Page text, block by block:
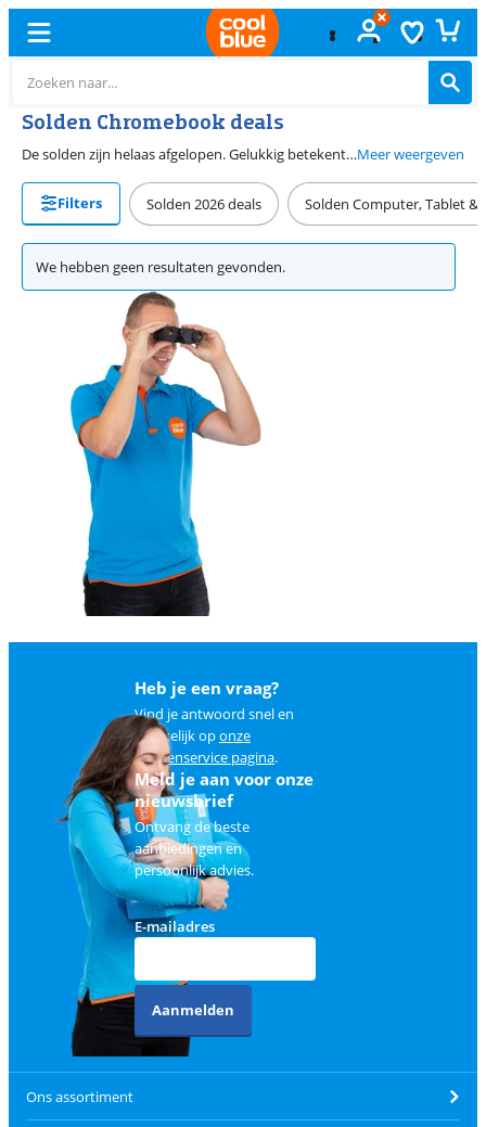
Solden Chromebook deals
De solden zijn helaas afgelopen. Gelukkig betekent dat wel dat we dichter bij de volgende solden zijn. Ook buiten de standaard actieperiodes hebben we de beste Chromebook deals voor jou. Zo vind je altijd een Chromebook die bij jouw wensen past.Meer weergeven
Filters Solden 2026 deals Solden Computer, Tablet &
We hebben geen resultaten gevonden.
Heb je een vraag?
Vind je antwoord snel en
makkelijk oponze
klantenservice pagina.
Meld je aan voor onze
nieuwsbrief
Ontvang de beste
aanbiedingen en
persoonlijk advies.
E-mailadres
Aanmelden
Ons assortiment